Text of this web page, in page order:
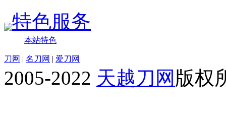
特色服务
本站特色
刀网 | 名刀网 | 爱刀网
2005-2022 天越刀网 版权